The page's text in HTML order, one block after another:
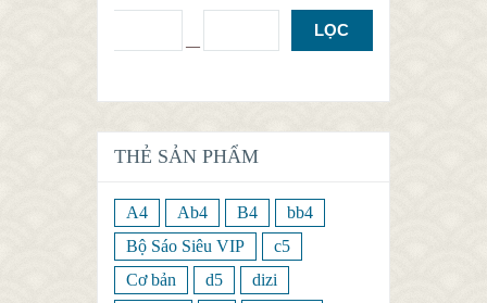
LỌC
—
THẺ SẢN PHẨM
A4 Ab4 B4
bb4
Bộ Sáo Siêu VIP
c5
Cơ bản
d5
dizi